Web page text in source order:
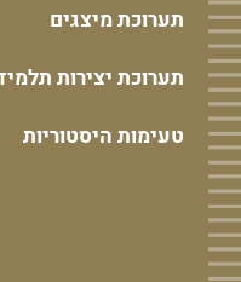
תערוכת מיצגים
תערוכת יצירות
טעימות היסטוריות